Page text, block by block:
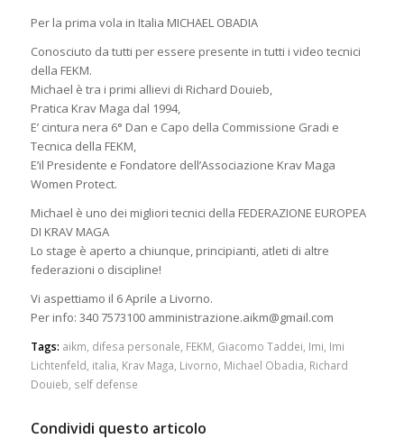
Per la prima vola in Italia MICHAEL OBADIA
Conosciuto da tutti per essere presente in tutti i video tecnici
della FEKM.
Michael è tra i primi allievi di Richard Douieb,
Pratica Krav Maga dal 1994,
E’ cintura nera 6° Dan e Capo della Commissione Gradi e
Tecnica della FEKM,
E’il Presidente e Fondatore dell’Associazione Krav Maga
Women Protect.
Michael è uno dei migliori tecnici della FEDERAZIONE EUROPEA
DI KRAV MAGA
Lo stage è aperto a chiunque, principianti, atleti di altre
federazioni o discipline!
Vi aspettiamo il 6 Aprile a Livorno.
Per info: 340 7573100 amministrazione.aikm@gmail.com
Tags: aikm difesa personale FEKM Giacomo Taddei Imi Imi
Lichtenfeld italia Krav Maga Livorno Michael Obadia Richard
Douieb self defense
Condividi questo articolo